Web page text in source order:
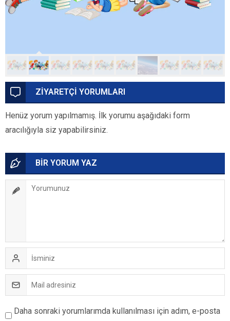
ZİYARETÇİ YORUMLARI
Henüz yorum yapılmamış. İlk yorumu aşağıdaki form
aracılığıyla siz yapabilirsiniz.
BİR YORUM YAZ
Daha sonraki yorumlarımda kullanılması için adım, e-posta